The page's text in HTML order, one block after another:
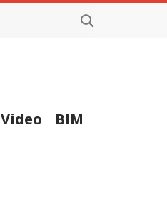
Video BIM